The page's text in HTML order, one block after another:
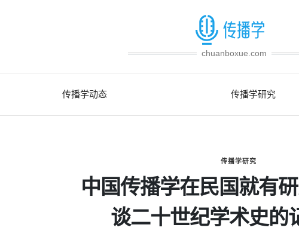
chuanboxue.com
传播学动态 传播学研究
传播学研究
中国传播学在民国就有
谈二十世纪学术史的